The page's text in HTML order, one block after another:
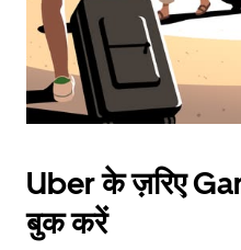
Uber के ज़रिए
बुक करें